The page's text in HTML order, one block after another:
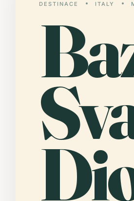
DESTINACE ITALY